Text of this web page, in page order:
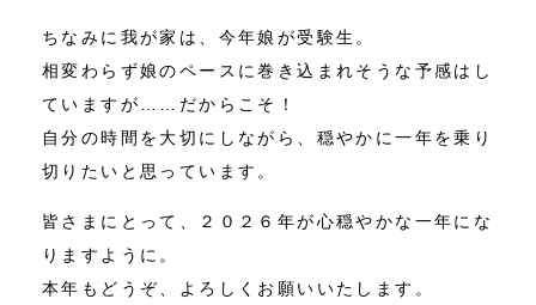
ちなみに我が家は、今年娘が受験生。
相変わらず娘のペースに巻き込まれそうな予感はし
ていますが……だからこそ！
自分の時間を大切にしながら、穏やかに一年を乗り
切りたいと思っています。
皆さまにとって、２０２６年が心穏やかな一年にな
りますように。
本年もどうぞ、よろしくお願いいたします。